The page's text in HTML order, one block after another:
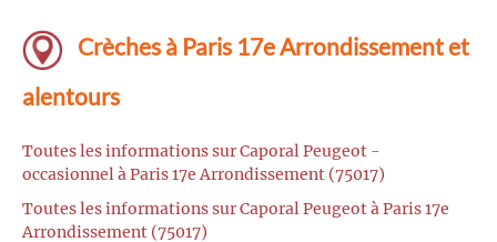
Crèches à Paris 17e Arrondissement et
alentours
Toutes les informations sur Caporal Peugeot -
occasionnel à Paris 17e Arrondissement (75017)
Toutes les informations sur Caporal Peugeot à Paris 17e
Arrondissement (75017)